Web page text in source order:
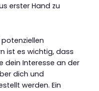
erster Hand zu
ist es wichtig, dass
dein Interesse an der
dich und
werden. Ein